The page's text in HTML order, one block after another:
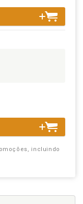
incluindo